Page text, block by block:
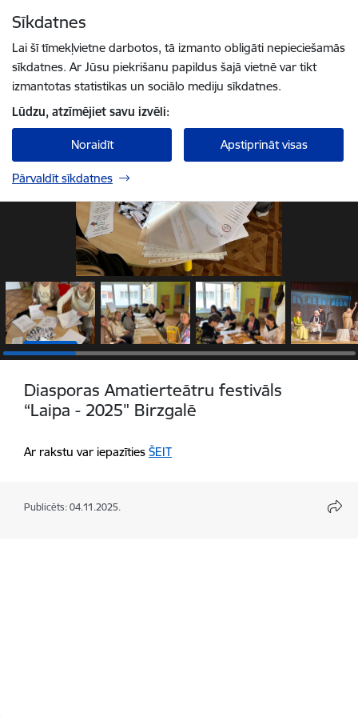
Sīkdatnes
Lai šī tīmekļvietne darbotos, tā izmanto obligāti nepieciešamās
sīkdatnes. Ar Jūsu piekrišanu papildus šajā vietnē var tikt
izmantotas statistikas un sociālo mediju sīkdatnes.
Lūdzu, atzīmējiet savu izvēli:
Noraidīt Apstiprināt visas
Pārvaldīt sīkdatnes
1 / 18
Diasporas Amatierteātru festivāls
“Laipa - 2025" Birzgalē
Ar rakstu var iepazīties ŠEIT
Publicēts: 04.11.2025.